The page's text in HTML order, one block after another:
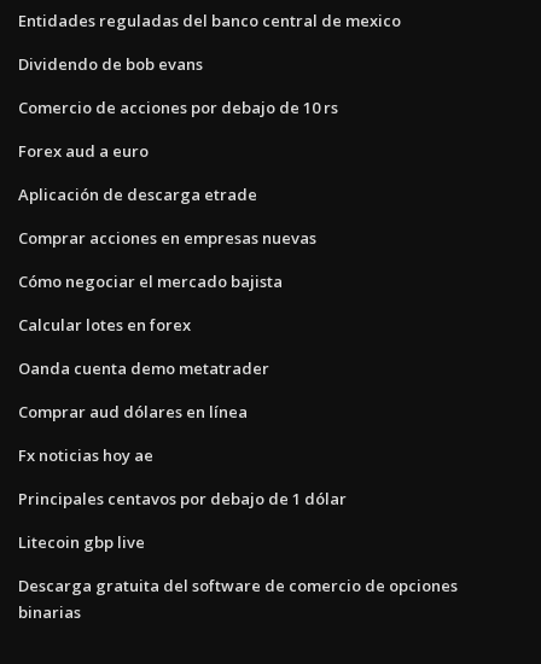
Entidades reguladas del banco central de mexico
Dividendo de bob evans
Comercio de acciones por debajo de 10 rs
Forex aud a euro
Aplicación de descarga etrade
Comprar acciones en empresas nuevas
Cómo negociar el mercado bajista
Calcular lotes en forex
Oanda cuenta demo metatrader
Comprar aud dólares en línea
Fx noticias hoy ae
Principales centavos por debajo de 1 dólar
Litecoin gbp live
Descarga gratuita del software de comercio de opciones
binarias